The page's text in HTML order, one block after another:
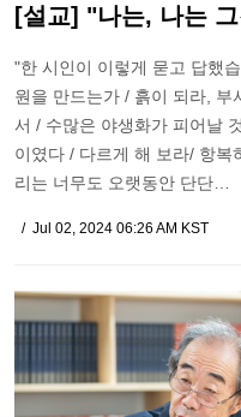
[설교] "나는, 나는
"한 시인이 이렇게 묻고 답했
원을 만드는가 / 흙이 되라, 부
서 / 수많은 야생화가 피어날
이였다 / 다르게 해 보라/ 항복
리는 너무도 오랫동안 단단…
Jul 02, 2024 06:26 AM KST